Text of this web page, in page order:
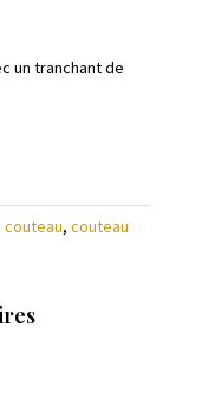
un tranchant de
couteau, couteau